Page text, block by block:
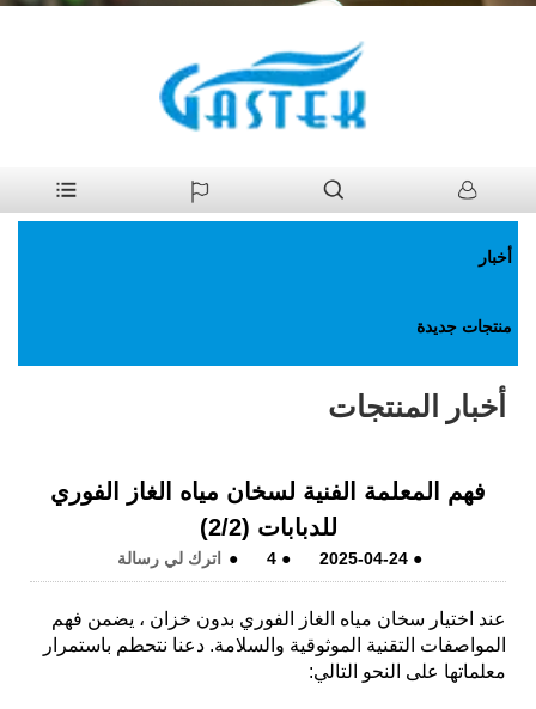
أخبار
منتجات جديدة
أخبار المنتجات
فهم المعلمة الفنية لسخان مياه الغاز الفوري
للدبابات (2/2)
●
2025-04-24
●
4
● اترك لي رسالة
عند اختيار سخان مياه الغاز الفوري بدون خزان ، يضمن فهم
المواصفات التقنية الموثوقية والسلامة. دعنا نتحطم باستمرار
معلماتها على النحو التالي: